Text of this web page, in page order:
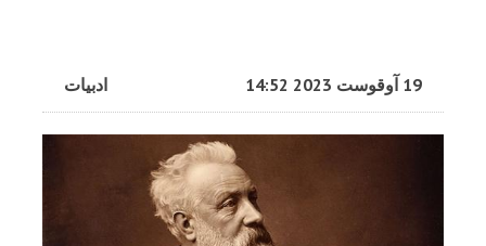
ادبیات 19 آوقوست 2023 14:52